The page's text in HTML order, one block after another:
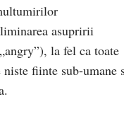
asupririi
la fel ca toate
fiinte sub-umane